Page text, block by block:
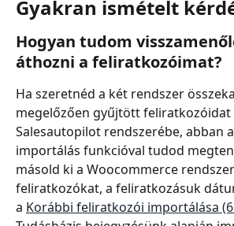
Gyakran ismételt
Hogyan tudom
áthozni a feliratkozóimat?
Ha szeretnéd a két rendszer
megelőzően gyűjtött feliratkozóidat
Salesautopilot rendszerébe, abban
importálás funkcióval tudod
másold ki a Woocommerce
feliratkozókat, a feliratkozásuk
a Korábbi feliratkozói importálása